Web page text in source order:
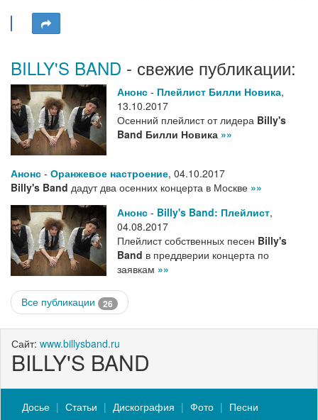
BILLY'S BAND - свежие публикации:
Анонс - Плейлист Билли Новика,
13.10.2017
Осенний плейлист от лидера Billy's
Band Билли Новика »»
Анонс - Оранжевое настроение, 04.10.2017
Billy's Band дадут два осенних концерта в Москве »»
Анонс - Billy's Band: Плейлист,
04.08.2017
Плейлист собственных песен Billy's
Band в преддверии концерта по
заявкам »»
Все публикации 26
Сайт: www.billysband.ru
BILLY'S BAND
Досье Статьи Дискография Фото
Песни